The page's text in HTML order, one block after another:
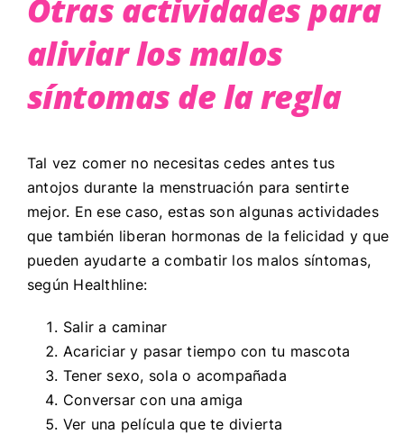
Otras actividades para
aliviar los malos
síntomas de la regla
Tal vez comer no necesitas cedes antes tus
antojos durante la menstruación para sentirte
mejor. En ese caso, estas son algunas actividades
que también liberan hormonas de la felicidad y que
pueden ayudarte a combatir los malos síntomas,
según Healthline:
Salir a caminar
Acariciar y pasar tiempo con tu mascota
Tener sexo, sola o acompañada
Conversar con una amiga
Ver una película que te divierta